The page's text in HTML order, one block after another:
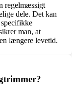
regelmæssigt
dele. Det kan
man, at
længere levetid.